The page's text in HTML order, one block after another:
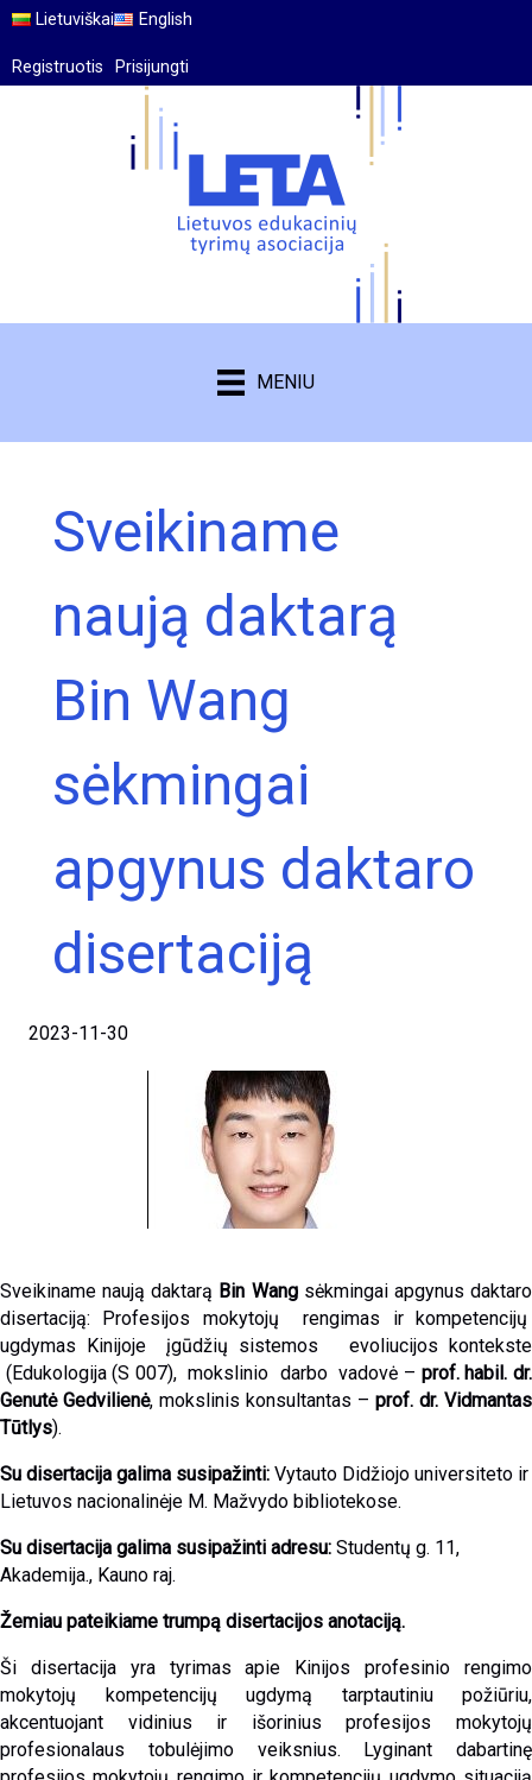
Lietuviškai English
Registruotis Prisijungti
MENIU
Sveikiname
naują daktarą
Bin Wang
sėkmingai
apgynus daktaro
disertaciją
2023-11-30
Sveikiname naują daktarą Bin Wang sėkmingai apgynus daktaro
disertaciją: Profesijos mokytojų rengimas ir kompetencijų
ugdymas Kinijoje įgūdžių sistemos evoliucijos kontekste
(Edukologija (S 007), mokslinio darbo vadovė – prof. habil. dr.
Genutė Gedvilienė, mokslinis konsultantas – prof. dr. Vidmantas
Tūtlys).
Su disertacija galima susipažinti: Vytauto Didžiojo universiteto ir
Lietuvos nacionalinėje M. Mažvydo bibliotekose.
Su disertacija galima susipažinti adresu: Studentų g. 11,
Akademija., Kauno raj.
Žemiau pateikiame trumpą disertacijos anotaciją.
Ši disertacija yra tyrimas apie Kinijos profesinio rengimo
mokytojų kompetencijų ugdymą tarptautiniu požiūriu,
akcentuojant vidinius ir išorinius profesijos mokytojų
profesionalaus tobulėjimo veiksnius. Lyginant dabartinę